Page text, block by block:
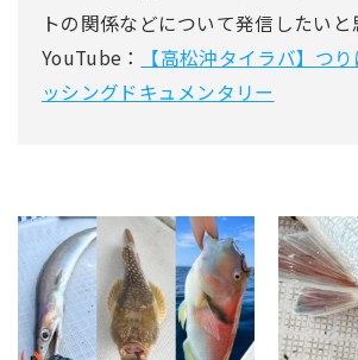
トの関係などについて発信したいと
YouTube：
【高松沖タイラバ】つ
ッシングドキュメンタリー